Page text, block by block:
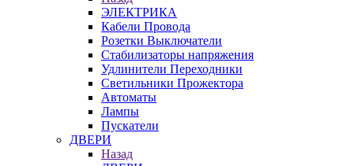
ЭЛЕКТРИКА
Кабели Провода
Розетки Выключатели
Стабилизаторы напряжения
Удлинители Переходники
Светильники Прожектора
Автоматы
Лампы
Пускатели
ДВЕРИ
Назад